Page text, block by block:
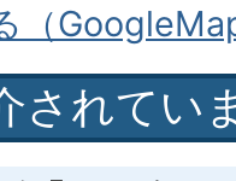
（
されてい